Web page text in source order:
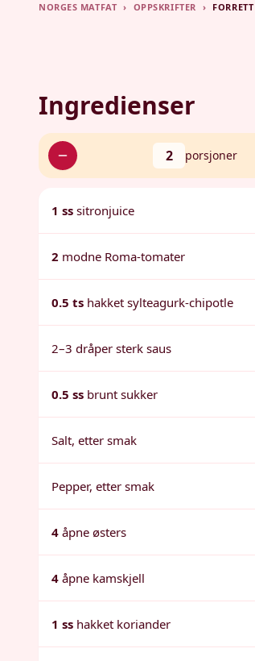
NORGES MATFAT › OPPSKRIFTER › FORRETT
Ingredienser
2 porsjoner
1 ss sitronjuice
2 modne Roma-tomater
0.5 ts hakket sylteagurk-chipotle
2–3 dråper sterk saus
0.5 ss brunt sukker
Salt, etter smak
Pepper, etter smak
4 åpne østers
4 åpne kamskjell
1 ss hakket koriander